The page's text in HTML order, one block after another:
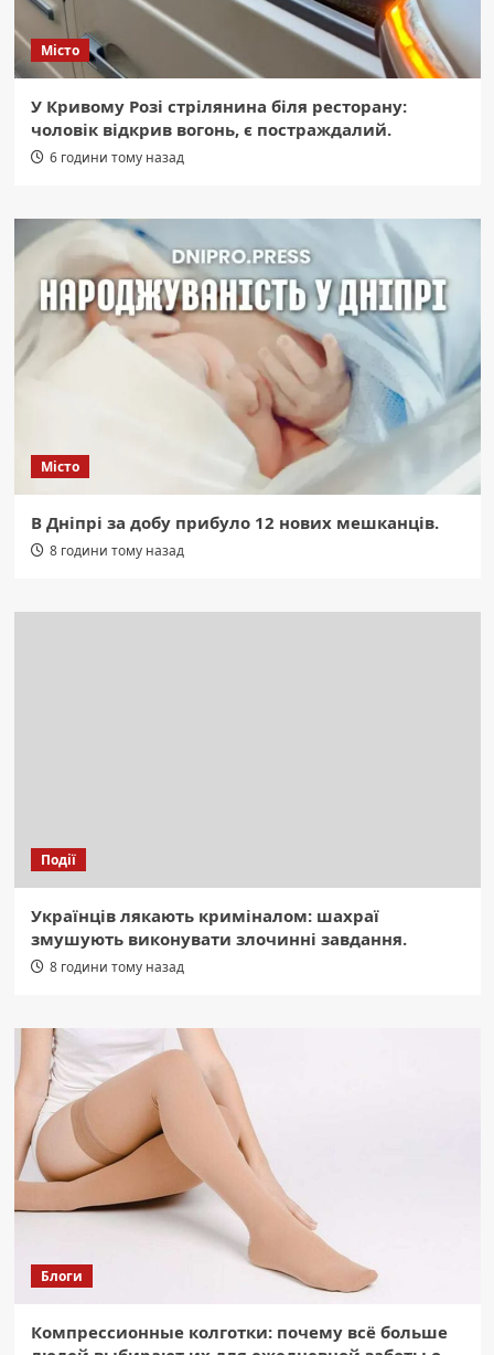
Місто
У Кривому Розі стрілянина біля ресторану:
чоловік відкрив вогонь, є постраждалий.
6 години тому назад
Місто
В Дніпрі за добу прибуло 12 нових мешканців.
8 години тому назад
Події
Українців лякають криміналом: шахраї
змушують виконувати злочинні завдання.
8 години тому назад
Блоги
Компрессионные колготки: почему всё больше